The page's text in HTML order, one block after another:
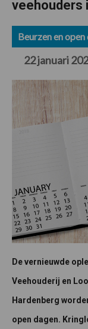
veehouders
Beurzen en open
22 januari
De vernieuwde
Veehouderij en
Hardenberg
open dagen.